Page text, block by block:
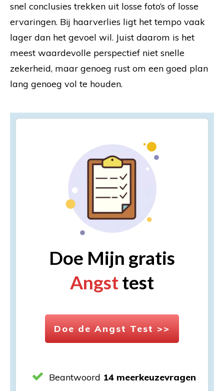
snel conclusies trekken uit losse foto’s of losse
ervaringen. Bij haarverlies ligt het tempo vaak
lager dan het gevoel wil. Juist daarom is het
meest waardevolle perspectief niet snelle
zekerheid, maar genoeg rust om een goed plan
lang genoeg vol te houden.
Doe Mijn gratis
Angsttest
Doe de Angst Test >>
Beantwoord 14 meerkeuzevragen